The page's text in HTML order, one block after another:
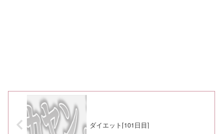
ダイエット[101日目]